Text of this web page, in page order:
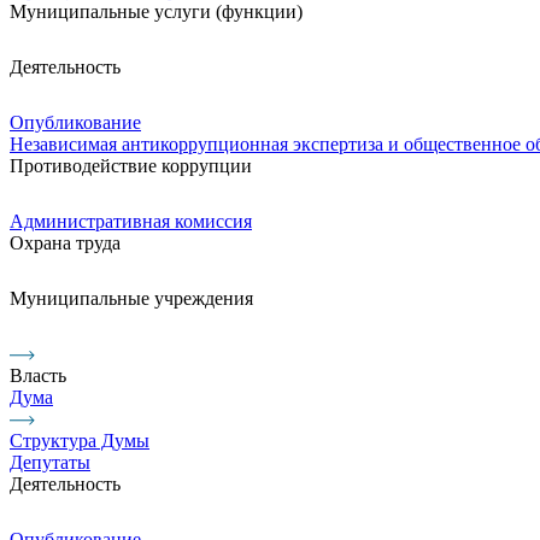
Муниципальные услуги (функции)
Деятельность
Опубликование
Независимая антикоррупционная экспертиза и общественное
Противодействие коррупции
Административная комиссия
Охрана труда
Муниципальные учреждения
Власть
Дума
Структура Думы
Депутаты
Деятельность